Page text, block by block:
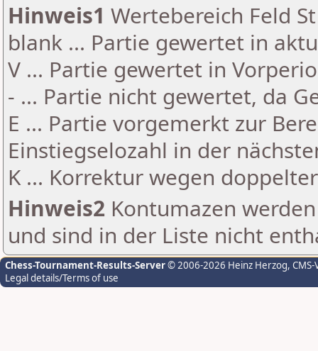
Hinweis1 Wertebereich Feld
blank ... Partie gewertet in
V ... Partie gewertet in
- ... Partie nicht gewertet, da
E ... Partie vorgemerkt zur
Einstiegselozahl in der
K ... Korrektur wegen
Hinweis2 Kontumazen
und sind in der Liste nicht
Chess-Tournament-Results-Server© 2006-2026 Heinz Herzog,
Legal details/Terms of use